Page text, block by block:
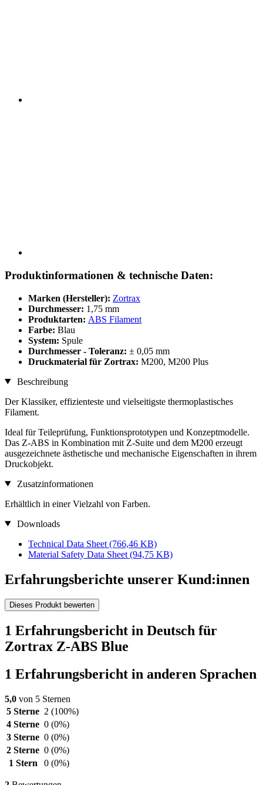
Produktinformationen & technische Daten:
Marken (Hersteller): Zortrax
Durchmesser: 1,75 mm
Produktarten: ABS Filament
Farbe: Blau
System: Spule
Durchmesser - Toleranz: ± 0,05 mm
Druckmaterial für Zortrax: M200, M200 Plus
Beschreibung
Der Klassiker, effizienteste und vielseitigste thermoplastisches
Filament.
Ideal für Teileprüfung, Funktionsprototypen und Konzeptmodelle.
Das Z-ABS in Kombination mit Z-Suite und dem M200 erzeugt
ausgezeichnete ästhetische und mechanische Eigenschaften in ihrem
Druckobjekt.
Zusatzinformationen
Erhältlich in einer Vielzahl von Farben.
Downloads
Technical Data Sheet (766,46 KB)
Material Safety Data Sheet (94,75 KB)
Erfahrungsberichte unserer Kund:innen
Dieses Produkt bewerten
1 Erfahrungsbericht in Deutsch für
Zortrax Z-ABS Blue
1 Erfahrungsbericht in anderen Sprachen
5,0 von 5 Sternen
5 Sterne 2 (100%)
4 Sterne 0 (0%)
3 Sterne 0 (0%)
2 Sterne 0 (0%)
1 Stern
0 (0%)